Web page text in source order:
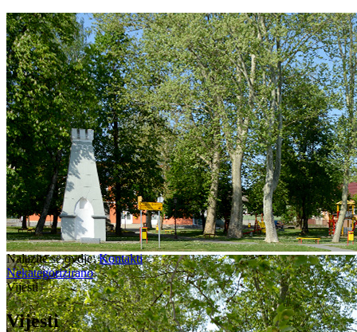
Nalazite se ovdje:Kontakti
Nekategorizirano
Vijesti
Vijesti